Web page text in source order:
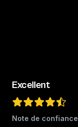
Excellent
Note de confiance